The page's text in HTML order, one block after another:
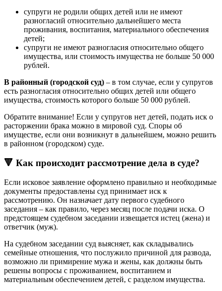
супруги не родили общих детей или не имеют
разногласий относительно дальнейшего места
проживания, воспитания, материального обеспечения
детей;
супруги не имеют разногласия относительно общего
имущества, или стоимость имущества не больше 50 000
рублей.
В районный (городской суд) – в том случае, если у супругов
есть разногласия относительно общих детей или общего
имущества, стоимость которого больше 50 000 рублей.
Обратите внимание! Если у супругов нет детей, подать иск о
расторжении брака можно в мировой суд. Споры об
имуществе, если они возникнут в дальнейшем, можно решить
в районном (городском) суде.
🔻 Как происходит рассмотрение дела в суде?
Если исковое заявление оформлено правильно и необходимые
документы предоставлены суд принимает иск к
рассмотрению. Он назначает дату первого судебного
заседания – как правило, через месяц после подачи иска. О
предстоящем судебном заседании извещается истец (жена) и
ответчик (муж).
На судебном заседании суд выясняет, как складывались
семейные отношения, что послужило причиной для развода,
возможно ли примирение мужа и жены, как должны быть
решены вопросы с проживанием, воспитанием и
материальным обеспечением детей, с разделом имущества.